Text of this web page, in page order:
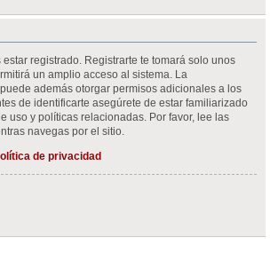
registrado. Registrarte te tomará solo unos
un amplio acceso al sistema. La
además otorgar permisos adicionales a los
de identificarte asegúrete de estar familiarizado
uso y políticas relacionadas. Por favor, lee las
navegas por el sitio.
de privacidad